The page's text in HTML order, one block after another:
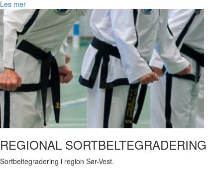
Les mer
Bilde
REGIONAL SORTBELTEGRADERING
Sortbeltegradering i region Sør-Vest.